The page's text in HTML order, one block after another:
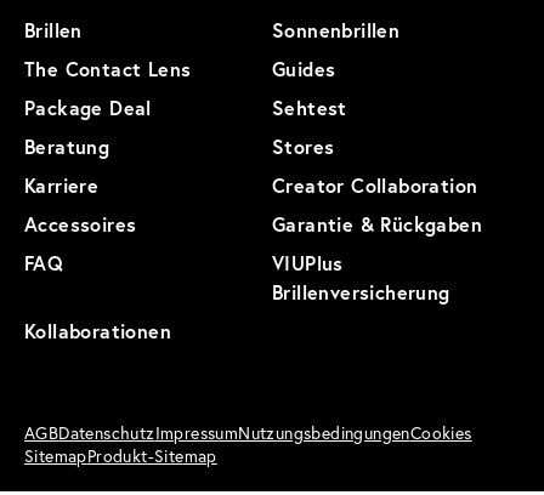
Brillen
Sonnenbrillen
The Contact Lens
Guides
Package Deal
Sehtest
Beratung
Stores
Karriere
Creator Collaboration
Accessoires
Garantie & Rückgaben
FAQ
VIUPlus
Brillenversicherung
Kollaborationen
AGBDatenschutzImpressumNutzungsbedingungenCookies
SitemapProdukt-Sitemap